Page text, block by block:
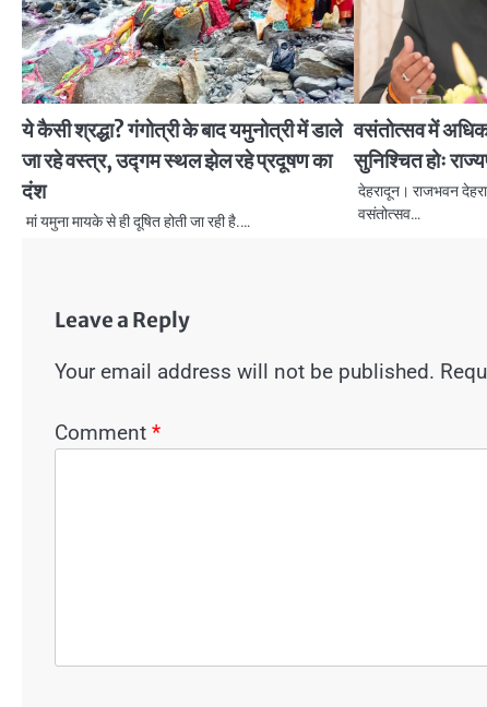
ये कैसी श्रद्धा? गंगोत्री के बाद यमुनोत्री में डाले
जा रहे वस्त्र, उद्गम स्थल झेल रहे प्रदूषण का
दंश
मां यमुना मायके से ही दूषित होती जा रही है.…
वसंतोत्सव में अधिक
सुनिश्चित होः
देहरादून। राजभवन
वसंतोत्सव…
Leave a Reply
Your email address will not be published.
Comment *